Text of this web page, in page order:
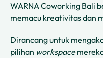
WARNA Coworking Bali
memacu kreativitas dan
Dirancang untuk
pilihan workspace